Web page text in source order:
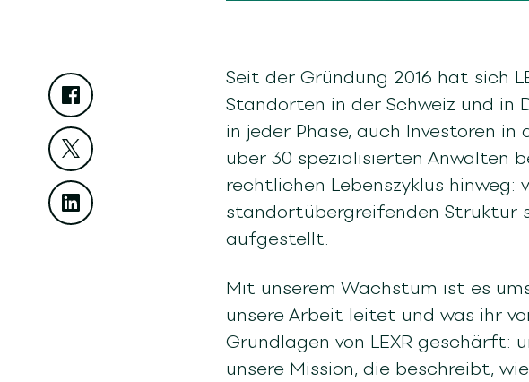
Seit der Gründung 2016 hat sich
Standorten in der Schweiz und
in jeder Phase, auch Investoren in
über 30 spezialisierten Anwälten
rechtlichen Lebenszyklus hinweg:
standortübergreifenden Struktur
aufgestellt.
Mit unserem Wachstum ist es
unsere Arbeit leitet und was ihr
Grundlagen von LEXR geschärft:
unsere Mission, die beschreibt,